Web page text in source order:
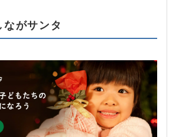
ながサンタ